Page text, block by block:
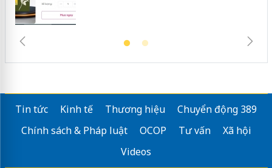
Tin tức Kinh tế Thương hiệu
Chuyển động 389
Chính sách & Pháp luật
OCOP Tư vấn
Xã hội
Videos